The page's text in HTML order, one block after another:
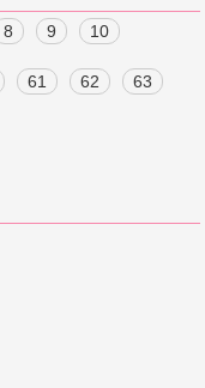
8 9 10
61 62 63